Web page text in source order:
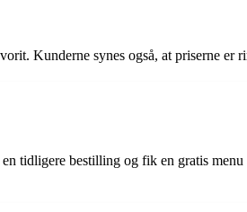
Kunderne synes også, at priserne er
tidligere bestilling og fik en gratis